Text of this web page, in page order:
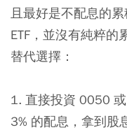
且最好是不配息的
ETF，並沒有純粹的
替代選擇：
1. 直接投資 0050
3% 的配息，拿到股